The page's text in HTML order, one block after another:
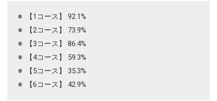
【1コース】 92.1%
【2コース】 73.9%
【3コース】 86.4%
【4コース】 59.3%
【5コース】 35.3%
【6コース】 42.9%